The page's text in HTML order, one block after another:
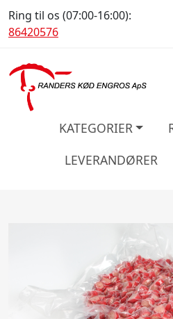
Ring til os (07:00-16:00):
86420576
KATEGORIER
LEVERANDØRER